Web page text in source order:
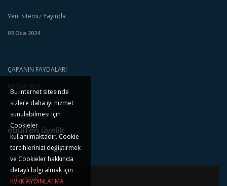
Yeni Sitemiz Yayında
03 Oca 2024
ÇAPANIN FAYDALARI
03 Oca 2024
ebülten üyelik
Bu internet sitesinde
sizlere daha iyi hizmet
sunulabilmesi için
Cookieler
kullanılmaktadır. Cookie
tercihlerinizi değiştirmek
ve Cookieler hakkında
detaylı bilgi almak için
KVKK AYDINLATMA